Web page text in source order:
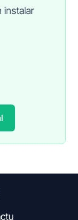
instalar